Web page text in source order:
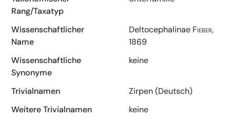
Rang/Taxatyp
Wissenschaftlicher
Name
Deltocephalinae Fieber,
1869
Wissenschaftliche
Synonyme
keine
Trivialnamen
Zirpen (Deutsch)
Weitere Trivialnamen
keine